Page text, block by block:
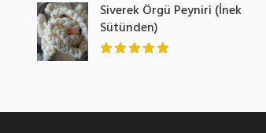
Siverek Örgü Peyniri (İnek
Sütünden)